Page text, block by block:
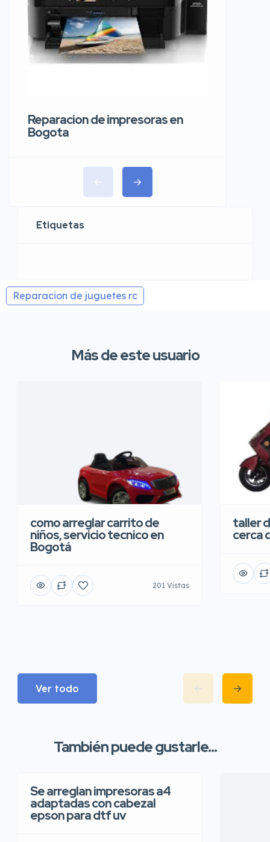
Reparacion de impresoras en
Bogota
Etiquetas
Reparacion de juguetes rc
Más de este usuario
como arreglar carrito de
niños, servicio tecnico en
Bogotá
201 Vistas
taller
cerca
Ver todo
También puede gustarle...
Se arreglan impresoras a4
adaptadas con cabezal
epson para dtf uv